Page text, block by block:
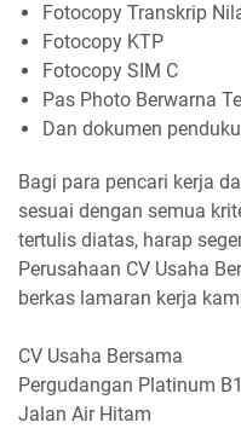
Fotocopy Transkrip
Fotocopy KTP
Fotocopy SIM C
Pas Photo Berwarna
Dan dokumen
Bagi para pencari kerja
sesuai dengan semua
tertulis diatas, harap
Perusahaan CV Usaha
berkas lamaran kerja
CV Usaha Bersama
Pergudangan Platinum
Jalan Air Hitam